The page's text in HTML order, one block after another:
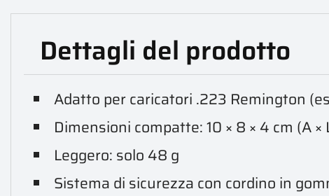
Dettagli del prodotto
Adatto per caricatori .223 Remington
Dimensioni compatte: 10 × 8 × 4 cm (A ×
Leggero: solo 48 g
Sistema di sicurezza con cordino in